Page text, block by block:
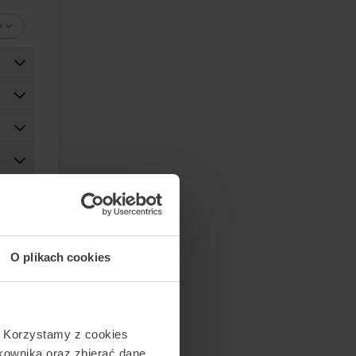
O plikach cookies
z cookies
oraz zbierać dane